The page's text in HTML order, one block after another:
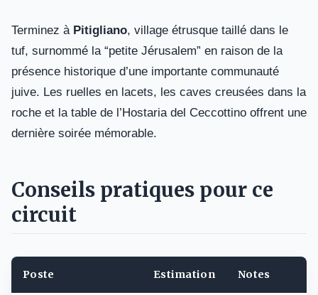
Terminez à Pitigliano, village étrusque taillé dans le
tuf, surnommé la “petite Jérusalem” en raison de la
présence historique d’une importante communauté
juive. Les ruelles en lacets, les caves creusées dans la
roche et la table de l’Hostaria del Ceccottino offrent une
dernière soirée mémorable.
Conseils pratiques pour ce
circuit
Poste Estimation Notes